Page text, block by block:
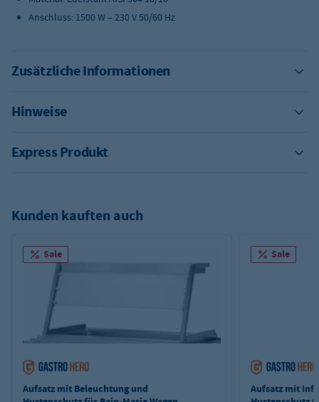
Anschluss: 1500 W – 230 V 50/60 Hz
Zusätzliche Informationen
Hinweise
Express Produkt
Kunden kauften auch
Sale
Aufsatz mit Beleuchtung und
Sale
Aufsatz mit